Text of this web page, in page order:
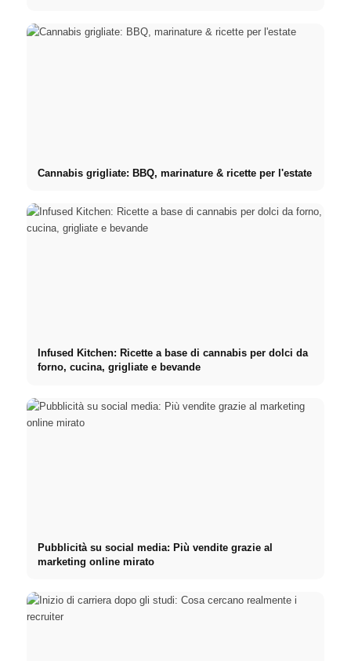
Cannabis grigliate: BBQ, marinature & ricette per l'estate
Infused Kitchen: Ricette a base di cannabis per dolci da
forno, cucina, grigliate e bevande
Pubblicità su social media: Più vendite grazie al
marketing online mirato